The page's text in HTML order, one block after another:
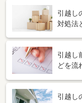
引越し
対処法
引越し
どを流
引越し